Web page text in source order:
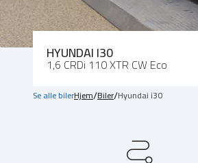
HYUNDAI I30
1,6 CRDi 110 XTR CW Eco
Se alle bilerHjem/Biler/Hyundai i30